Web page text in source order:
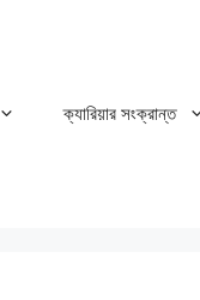
ক্যারিয়ার সংক্রান্ত